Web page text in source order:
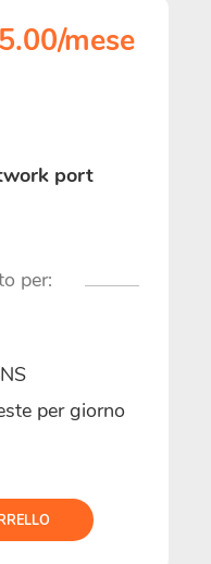
mese
port
per:
per giorno